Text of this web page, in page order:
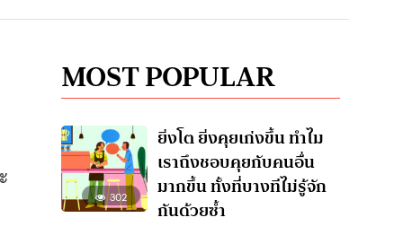
MOST POPULAR
302
ยิ่งโต ยิ่งคุยเก่งขึ้น ทำไม
เราถึงชอบคุยกับคนอื่น
มากขึ้น ทั้งที่บางทีไม่รู้จัก
กันด้วยซ้ำ